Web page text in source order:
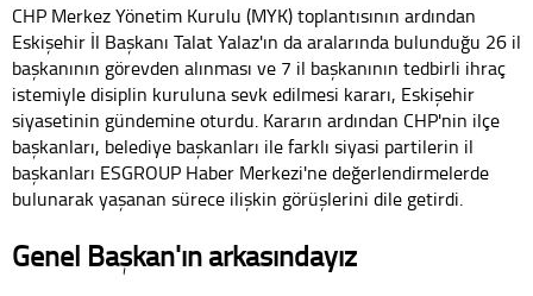
CHP Merkez Yönetim Kurulu (MYK) toplantısının ardından
Eskişehir İl Başkanı Talat Yalaz'ın da aralarında bulunduğu 26 il
başkanının görevden alınması ve 7 il başkanının tedbirli ihraç
istemiyle disiplin kuruluna sevk edilmesi kararı, Eskişehir
siyasetinin gündemine oturdu. Kararın ardından CHP'nin ilçe
başkanları, belediye başkanları ile farklı siyasi partilerin il
başkanları ESGROUP Haber Merkezi'ne değerlendirmelerde
bulunarak yaşanan sürece ilişkin görüşlerini dile getirdi.
Genel Başkan'ın arkasındayız